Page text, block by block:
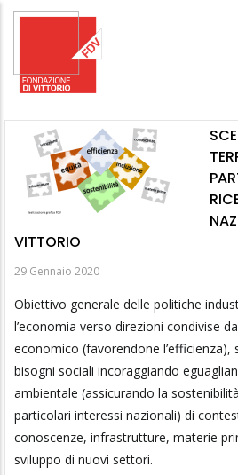
Salta
principale
VITTORIO
29 Gennaio 2020
Obiettivo generale delle politiche
l’economia verso direzioni condivise
economico (favorendone l’efficienza),
bisogni sociali incoraggiando
ambientale (assicurando la
particolari interessi nazionali) di
conoscenze, infrastrutture, materie
sviluppo di nuovi settori.